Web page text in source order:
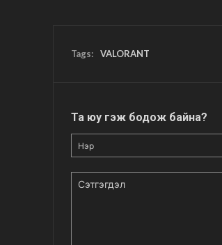
Tags: VALORANT
Та юу гэж бодож байна?